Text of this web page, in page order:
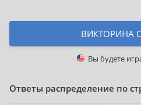
ВИКТОРИНА
Вы будете
Ответы распределение по